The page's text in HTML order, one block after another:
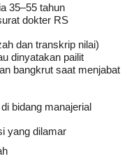
35–55 tahun
dokter RS
dan transkrip nilai)
dinyatakan pailit
bangkrut saat menjabat
bidang manajerial
yang dilamar